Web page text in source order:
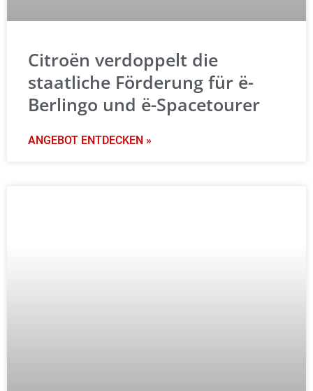
Citroën verdoppelt die
staatliche Förderung für ë-
Berlingo und ë-Spacetourer
ANGEBOT ENTDECKEN »